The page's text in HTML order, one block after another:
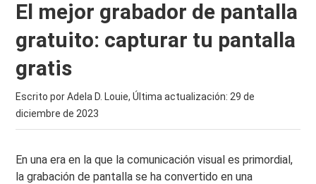
El mejor grabador de pantalla
gratuito: capturar tu pantalla
gratis
Escrito por Adela D. Louie, Última actualización: 29 de
diciembre de 2023
En una era en la que la comunicación visual es primordial,
la grabación de pantalla se ha convertido en una